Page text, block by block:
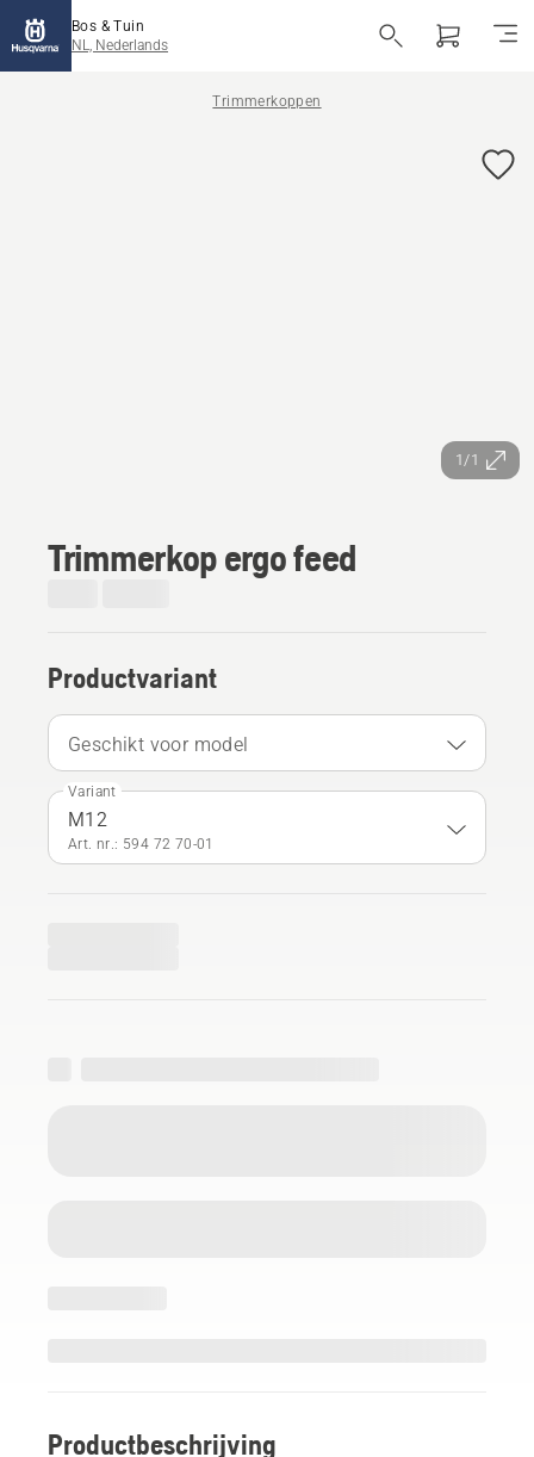
Bos & Tuin
NL, Nederlands
Trimmerkoppen
1/1
Trimmerkop ergo feed
Productvariant
Geschikt voor model
Variant
M12
Art. nr.: 594 72 70‑01
Productbeschrijving